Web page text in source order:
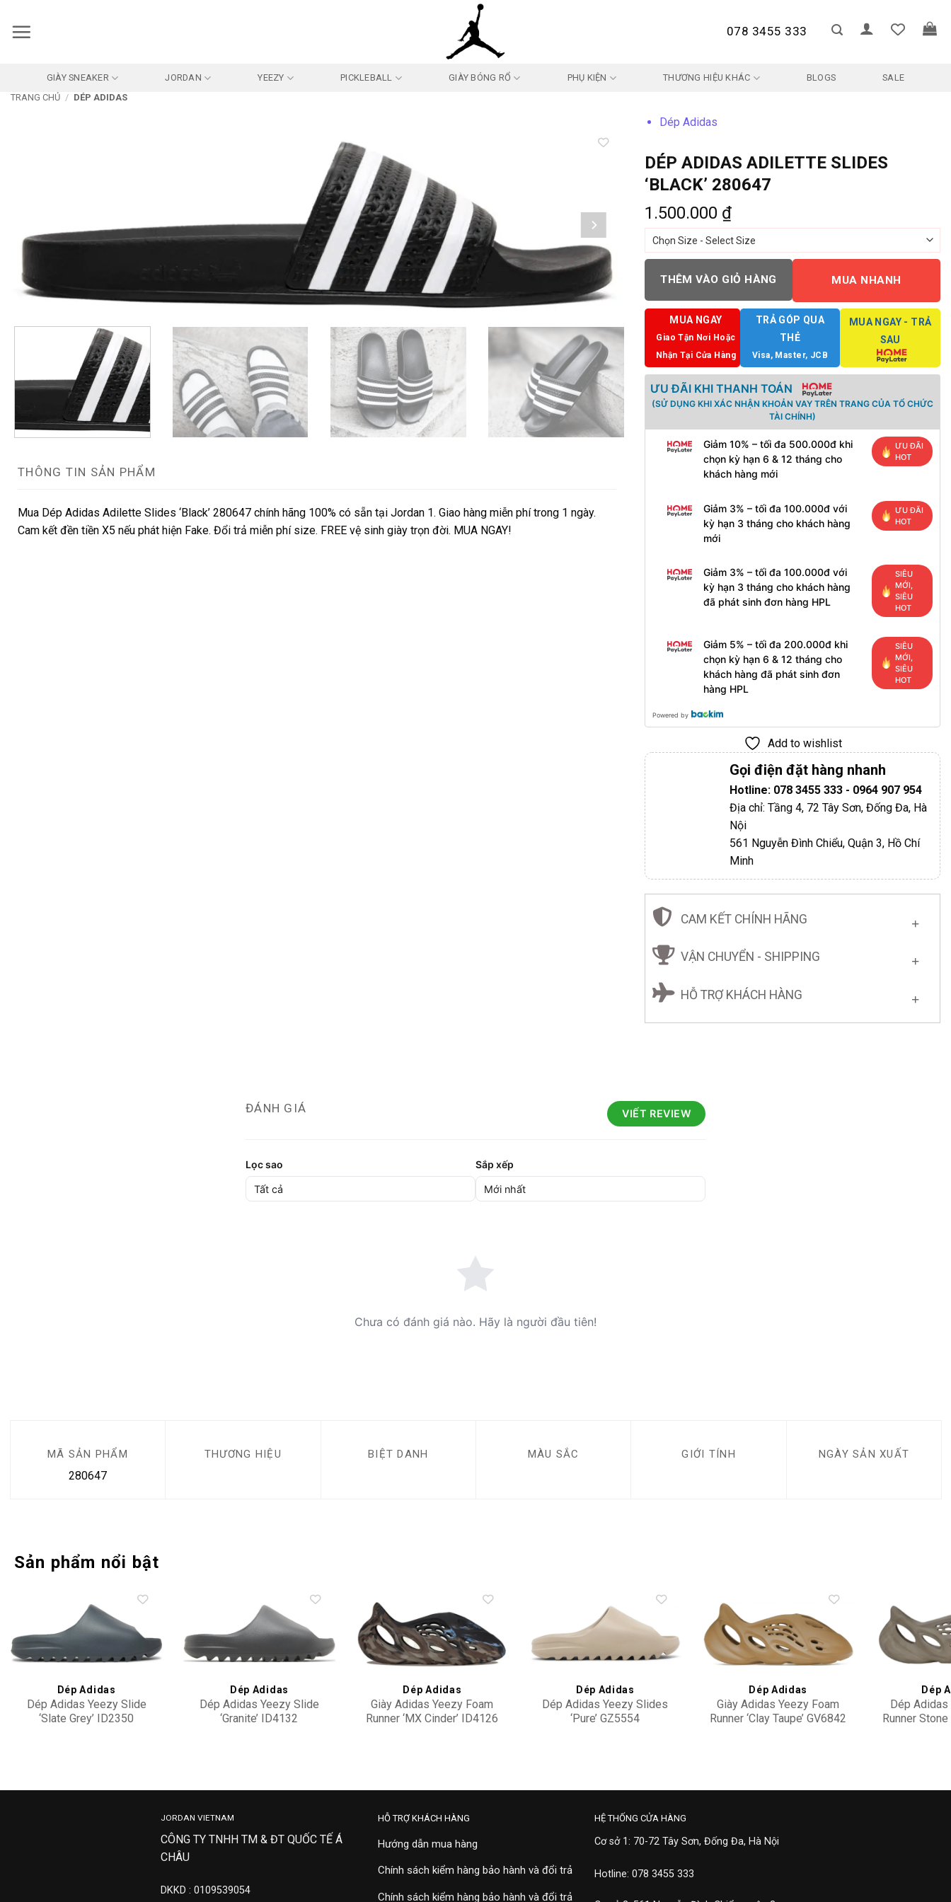
qua
078 3455 333
GIÀY SNEAKER JORDAN YEEZY PICKLEBALL GIÀY BÓNG RỔ PHỤ KIỆN THƯƠNG HIỆU KHÁC BLOGS
SALE
TRANG CHỦ / DÉP ADIDAS
THÔNG TIN SẢN PHẨM
Mua Dép Adidas Adilette Slides ‘Black’ 280647 chính hãng 100% có sẵn tại Jordan 1. Giao hàng miễn phí trong 1 ngày.
Cam kết đền tiền X5 nếu phát hiện Fake. Đổi trả miễn phí size. FREE vệ sinh giày trọn đời. MUA NGAY!
Dép Adidas
DÉP ADIDAS ADILETTE SLIDES
‘BLACK’ 280647
1.500.000 ₫
THÊM VÀO GIỎ HÀNG MUA NHANH
MUA NGAY
Giao Tận Nơi Hoặc
Nhận Tại Cửa Hàng
TRẢ GÓP QUA
THẺ
Visa, Master, JCB
MUA NGAY - TRẢ
SAU
ƯU ĐÃI KHI THANH TOÁN
(SỬ DỤNG KHI XÁC NHẬN KHOẢN VAY TRÊN TRANG CỦA TỔ CHỨC
TÀI CHÍNH)
Giảm 10% – tối đa 500.000đ khi
chọn kỳ hạn 6 & 12 tháng cho
khách hàng mới
ƯU ĐÃI
HOT
Giảm 3% – tối đa 100.000đ với
kỳ hạn 3 tháng cho khách hàng
mới
ƯU ĐÃI
HOT
Giảm 3% – tối đa 100.000đ với
kỳ hạn 3 tháng cho khách hàng
đã phát sinh đơn hàng HPL
SIÊU
MỚI,
SIÊU
HOT
Giảm 5% – tối đa 200.000đ khi
chọn kỳ hạn 6 & 12 tháng cho
khách hàng đã phát sinh đơn
hàng HPL
SIÊU
MỚI,
SIÊU
HOT
Powered by
Add to wishlist
Gọi điện đặt hàng nhanh
Hotline: 078 3455 333 - 0964 907 954
Địa chỉ: Tầng 4, 72 Tây Sơn, Đống Đa, Hà
Nội
561 Nguyễn Đình Chiểu, Quận 3, Hồ Chí
Minh
CAM KẾT CHÍNH HÃNG
VẬN CHUYỂN - SHIPPING
HỖ TRỢ KHÁCH HÀNG
ĐÁNH GIÁ VIẾT REVIEW
Lọc sao Sắp xếp
Chưa có đánh giá nào. Hãy là người đầu tiên!
MÃ SẢN PHẨM
280647
THƯƠNG HIỆU BIỆT DANH MÀU SẮC GIỚI TÍNH NGÀY SẢN XUẤT
Sản phẩm nổi bật
Add to
wishlist
Dép Adidas
Dép Adidas Yeezy Slide
‘Slate Grey’ ID2350
Add to
wishlist
Dép Adidas
Dép Adidas Yeezy Slide
‘Granite’ ID4132
Add to
wishlist
Dép Adidas
Giày Adidas Yeezy Foam
Runner ‘MX Cinder’ ID4126
wishlist
Dép Adidas
Dép Adidas Yeezy Slides
‘Pure’ GZ5554
Add to
wishlist
Dép Adidas
Giày Adidas Yeezy Foam
Runner ‘Clay Taupe’ GV6842
Dép
Dép
Runner
JORDAN VIETNAM
CÔNG TY TNHH TM & ĐT QUỐC TẾ Á
CHÂU
DKKD : 0109539054
HỖ TRỢ KHÁCH HÀNG
Hướng dẫn mua hàng
Chính sách kiểm hàng bảo hành và đổi trả
Chính sách kiểm hàng bảo hành và đổi trả
HỆ THỐNG CỬA HÀNG
Cơ sở 1: 70-72 Tây Sơn, Đống Đa, Hà Nội
Hotline: 078 3455 333